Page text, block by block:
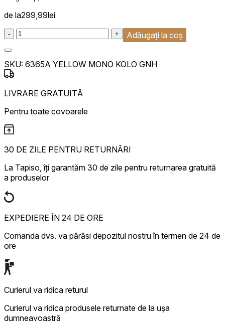
de la299,99lei
:product_name quantity
- + Adăugați la coș
SKU: 6365A YELLOW MONO KOLO GNH
LIVRARE GRATUITĂ
Pentru toate covoarele
30 DE ZILE PENTRU RETURNĂRI
La Tapiso, îți garantăm 30 de zile pentru returnarea gratuită
a produselor
EXPEDIERE ÎN 24 DE ORE
Comanda dvs. va părăsi depozitul nostru în termen de 24 de
ore
Curierul va ridica returul
Curierul va ridica produsele returnate de la ușa
dumneavoastră